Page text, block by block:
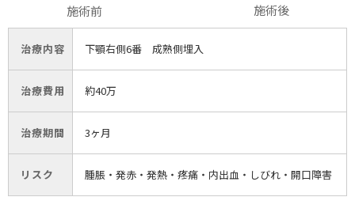
施術前 施術後
治療内容 下顎右側6番 成熟側埋入
治療費用 約40万
治療期間 3ヶ月
リスク 腫脹・発赤・発熱・疼痛・内出血・しびれ・開口障害